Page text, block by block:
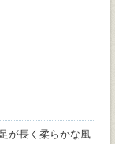
が長く柔らかな風